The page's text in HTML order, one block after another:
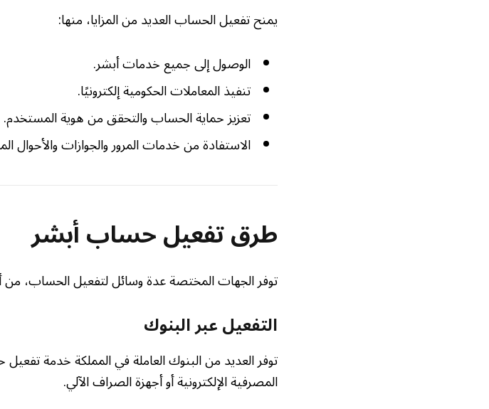
يمنح تفعيل الحساب العديد من المزايا، منها:
الوصول إلى جميع خدمات أبشر.
تنفيذ المعاملات الحكومية إلكترونيًا.
تعزيز حماية الحساب والتحقق من هوية المستخدم.
الاستفادة من خدمات المرور والجوازات والأحوال
طرق تفعيل حساب أبشر
توفر الجهات المختصة عدة وسائل لتفعيل الحساب، من
التفعيل عبر البنوك
توفر العديد من البنوك العاملة في المملكة خدمة
المصرفية الإلكترونية أو أجهزة الصراف الآلي.